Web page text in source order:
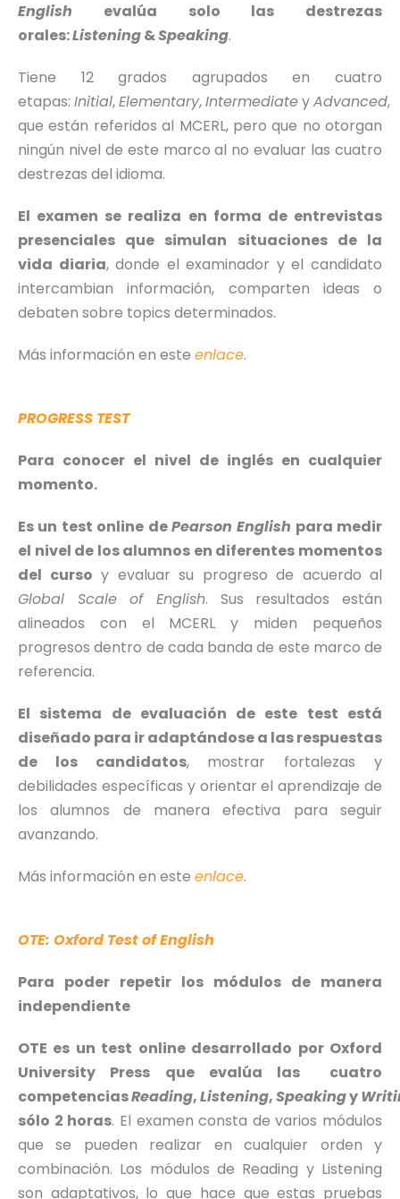
English evalúa solo las destrezas
orales:Listening&Speaking.
Tiene 12 grados agrupados en cuatro
etapas: Initial,Elementary,IntermediateyAdvanced,
que están referidos al MCERL, pero que no otorgan
ningún nivel de este marco al no evaluar las cuatro
destrezas del idioma.
El examen se realiza en forma de entrevistas
presenciales que simulan situaciones de la
vida diaria, donde el examinador y el candidato
intercambian información, comparten ideas o
debaten sobre topics determinados.
Más información en este enlace.
PROGRESS TEST
Para conocer el nivel de inglés en cualquier
momento.
Es un test online dePearson English para medir
el nivel de los alumnos en diferentes momentos
del curso y evaluar su progreso de acuerdo al
Global Scale of English. Sus resultados están
alineados con el MCERL y miden pequeños
progresos dentro de cada banda de este marco de
referencia.
El sistema de evaluación de este test está
diseñado para ir adaptándose a las respuestas
de los candidatos, mostrar fortalezas y
debilidades específicas y orientar el aprendizaje de
los alumnos de manera efectiva para seguir
avanzando.
Más información en este enlace.
OTE: Oxford Test of English
Para poder repetir los módulos de manera
independiente
OTE es un test online desarrollado por Oxford
University Press que evalúa las cuatro
competenciasReading,Listening,Speakingy
sólo 2 horas. El examen consta de varios módulos
que se pueden realizar en cualquier orden y
combinación. Los módulos de Reading y Listening
son adaptativos, lo que hace que estas pruebas